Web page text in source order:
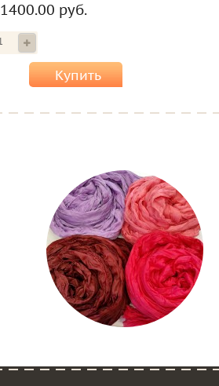
1400.00 руб.
Купить